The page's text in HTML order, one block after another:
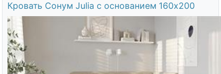
Кровать Сонум Julia с основанием 160х200